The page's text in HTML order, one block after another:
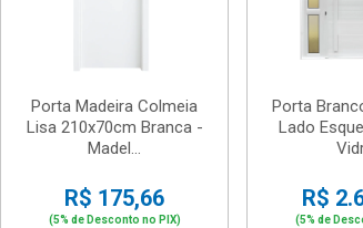
Porta Madeira Colmeia
Lisa 210x70cm Branca -
Madel...
R$ 175,66
(5% de Desconto no PIX)
Porta
Lado
R$
(5% de